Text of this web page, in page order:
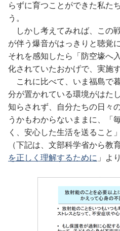
らずに育つことができた私た
う。
しかし考えてみれば、この
が伴う爆音がはっきりと聴覚
それを感知したら「防空壕へ
化されていたおかげで、実施
これに比べて、いま福島で
分が置かれている環境がはた
知らされず、自分たちの日々
うかもわからないままに、「
く、安心した生活を送ること
（下記は、文部科学省から教
を正しく理解するために 」よ